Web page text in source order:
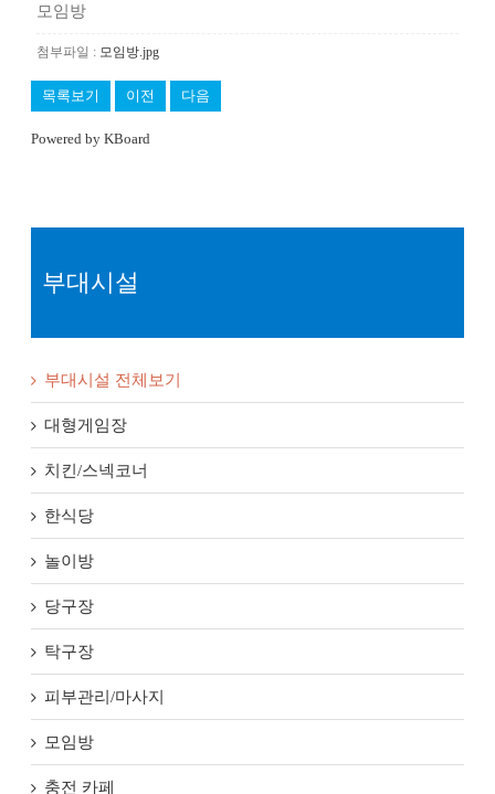
모임방
첨부파일 : 모임방.jpg
목록보기 이전 다음
Powered by KBoard
부대시설
부대시설 전체보기
대형게임장
치킨/스넥코너
한식당
놀이방
당구장
탁구장
피부관리/마사지
모임방
충전 카페